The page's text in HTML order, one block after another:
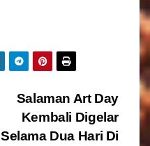
Salaman Art Day
Kembali Digelar
Selama Dua Hari Di